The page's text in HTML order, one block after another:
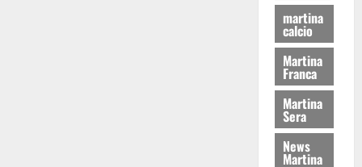
martina
calcio
Martina
Franca
Martina
Sera
News
Martina